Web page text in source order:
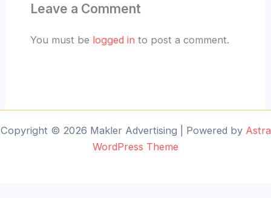
Leave a Comment
You must be logged in to post a comment.
Copyright © 2026 Makler Advertising | Powered by Astra
WordPress Theme